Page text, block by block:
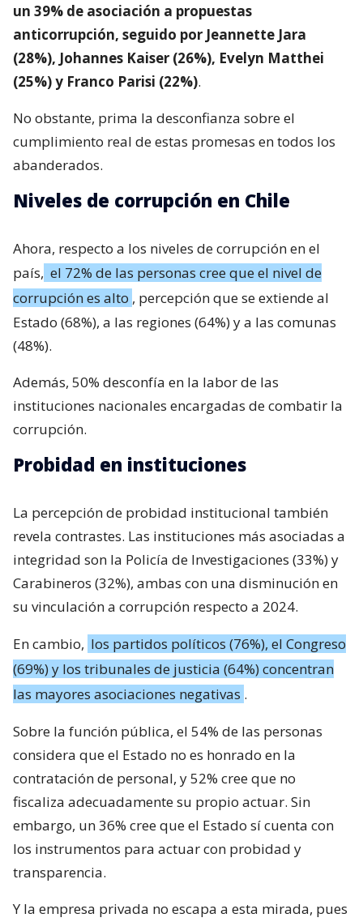
un 39% de asociación a propuestas
anticorrupción, seguido por Jeannette Jara
(28%), Johannes Kaiser (26%), Evelyn Matthei
(25%) y Franco Parisi (22%).
No obstante, prima la desconfianza sobre el
cumplimiento real de estas promesas en todos los
abanderados.
Niveles de corrupción en Chile
Ahora, respecto a los niveles de corrupción en el
país, el 72% de las personas cree que el nivel de
corrupción es alto , percepción que se extiende al
Estado (68%), a las regiones (64%) y a las comunas
(48%).
Además, 50% desconfía en la labor de las
instituciones nacionales encargadas de combatir la
corrupción.
Probidad en instituciones
La percepción de probidad institucional también
revela contrastes. Las instituciones más asociadas a
integridad son la Policía de Investigaciones (33%) y
Carabineros (32%), ambas con una disminución en
su vinculación a corrupción respecto a 2024.
En cambio, los partidos políticos (76%), el Congreso
(69%) y los tribunales de justicia (64%) concentran
las mayores asociaciones negativas .
Sobre la función pública, el 54% de las personas
considera que el Estado no es honrado en la
contratación de personal, y 52% cree que no
fiscaliza adecuadamente su propio actuar. Sin
embargo, un 36% cree que el Estado sí cuenta con
los instrumentos para actuar con probidad y
transparencia.
Y la empresa privada no escapa a esta mirada, pues